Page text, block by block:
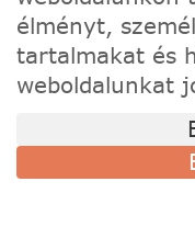
A Festede számozott
igazi művész! Fesd
tapasztalat nélkül,
TÁMOGATÁS
élményt,
tartalmakat és
weboldalunkat